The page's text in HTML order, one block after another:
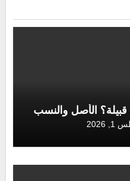
الأصل والنسب
2026